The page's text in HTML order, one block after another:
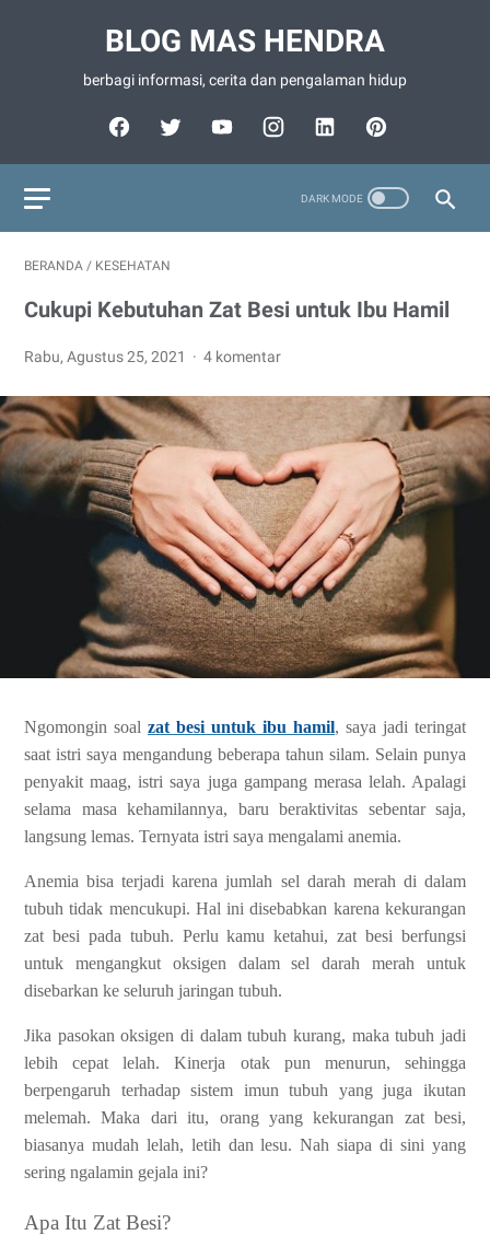
BLOG MAS HENDRA
berbagi informasi, cerita dan pengalaman hidup
BERANDA / KESEHATAN
Cukupi Kebutuhan Zat Besi untuk Ibu Hamil
Rabu, Agustus 25, 2021 4 komentar
Ngomongin soal zat besi untuk ibu hamil, saya jadi teringat
saat istri saya mengandung beberapa tahun silam. Selain punya
penyakit maag, istri saya juga gampang merasa lelah. Apalagi
selama masa kehamilannya, baru beraktivitas sebentar saja,
langsung lemas. Ternyata istri saya mengalami anemia.
Anemia bisa terjadi karena jumlah sel darah merah di dalam
tubuh tidak mencukupi. Hal ini disebabkan karena kekurangan
zat besi pada tubuh. Perlu kamu ketahui, zat besi berfungsi
untuk mengangkut oksigen dalam sel darah merah untuk
disebarkan ke seluruh jaringan tubuh.
Jika pasokan oksigen di dalam tubuh kurang, maka tubuh jadi
lebih cepat lelah. Kinerja otak pun menurun, sehingga
berpengaruh terhadap sistem imun tubuh yang juga ikutan
melemah. Maka dari itu, orang yang kekurangan zat besi,
biasanya mudah lelah, letih dan lesu. Nah siapa di sini yang
sering ngalamin gejala ini?
Apa Itu Zat Besi?